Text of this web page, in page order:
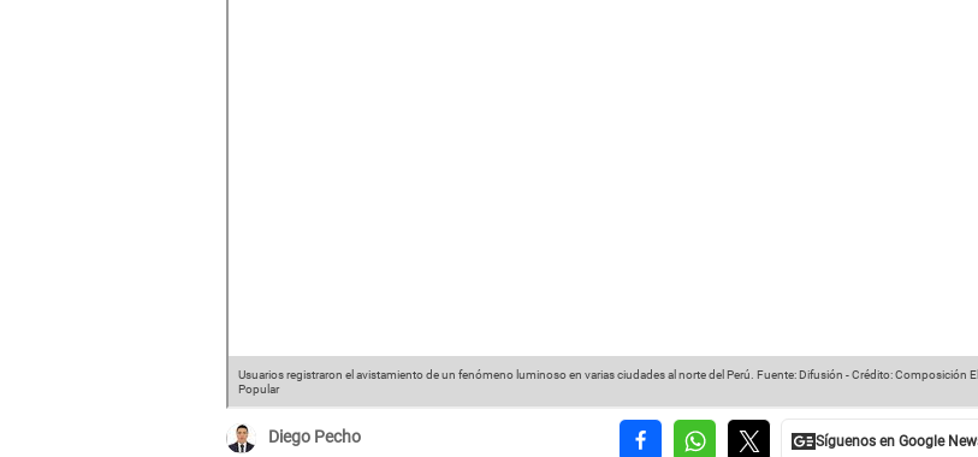
Usuarios registraron el avistamiento de un fenómeno luminoso en varias ciudades al norte del Perú. Fuente: Difusión -Crédito: Composición El
Popular
Diego Pecho